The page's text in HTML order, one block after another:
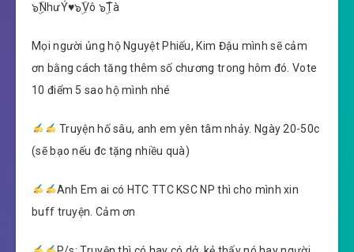
๖ۣۜNhưÝ♥๖ۣۜVô ๖ۣۜTà
Mọi người ủng hộ Nguyệt Phiếu, Kim Đậu mình sẽ cảm
ơn bằng cách tăng thêm số chương trong hôm đó. Vote
10 điểm 5 sao hộ mình nhé
Truyện hố sâu, anh em yên tâm nhảy. Ngày 20-50c
(sẽ bạo nếu đc tặng nhiều quà)
Anh Em ai có HTC TTC KSC NP thì cho mình xin
buff truyện. Cảm ơn